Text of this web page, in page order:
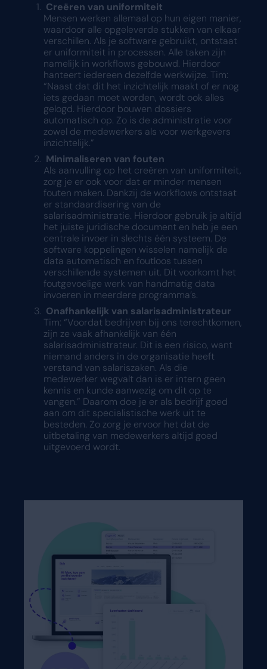
Creëren van uniformiteit
Mensen werken allemaal op hun eigen manier,
waardoor alle opgeleverde stukken van elkaar
verschillen. Als je software gebruikt, ontstaat
er uniformiteit in processen. Alle taken zijn
namelijk in workflows gebouwd. Hierdoor
hanteert iedereen dezelfde werkwijze. Tim:
“Naast dat dit het inzichtelijk maakt of er nog
iets gedaan moet worden, wordt ook alles
gelogd. Hierdoor bouwen dossiers
automatisch op. Zo is de administratie voor
zowel de medewerkers als voor werkgevers
inzichtelijk.”
Minimaliseren van fouten
Als aanvulling op het creëren van uniformiteit,
zorg je er ook voor dat er minder mensen
fouten maken. Dankzij de workflows ontstaat
er standaardisering van de
salarisadministratie. Hierdoor gebruik je altijd
het juiste juridische document en heb je een
centrale invoer in slechts één systeem. De
software koppelingen wisselen namelijk de
data automatisch en foutloos tussen
verschillende systemen uit. Dit voorkomt het
foutgevoelige werk van handmatig data
invoeren in meerdere programma’s.
Onafhankelijk van salarisadministrateur
Tim: “Voordat bedrijven bij ons terechtkomen,
zijn ze vaak afhankelijk van één
salarisadministrateur. Dit is een risico, want
niemand anders in de organisatie heeft
verstand van salariszaken. Als die
medewerker wegvalt dan is er intern geen
kennis en kunde aanwezig om dit op te
vangen.” Daarom doe je er als bedrijf goed
aan om dit specialistische werk uit te
besteden. Zo zorg je ervoor het dat de
uitbetaling van medewerkers altijd goed
uitgevoerd wordt.